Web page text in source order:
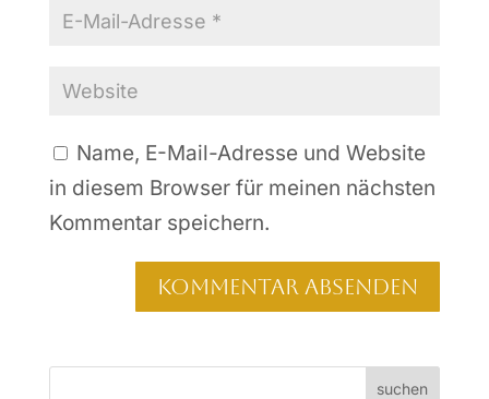
Name, E-Mail-Adresse und Website
in diesem Browser für meinen nächsten
Kommentar speichern.
suchen